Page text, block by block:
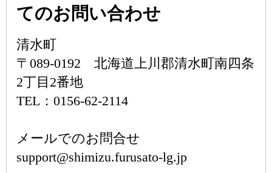
てのお問い合わせ
清水町
〒089-0192 北海道上川郡清水町南四条
2丁目2番地
TEL：0156-62-2114
メールでのお問合せ
support@shimizu.furusato-lg.jp